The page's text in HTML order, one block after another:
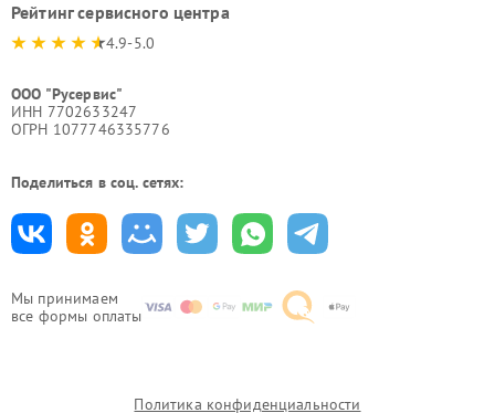
Мы принимаем
все формы оплаты
Рейтинг сервисного центра
4.9-5.0
ООО "Русервис"
ИНН 7702633247
ОГРН 1077746335776
Поделиться в соц. сетях:
Политика конфиденциальности